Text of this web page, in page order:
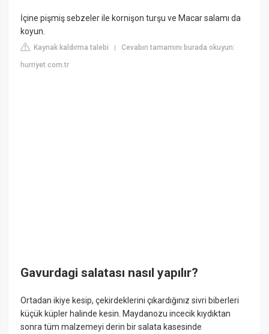
İçine pişmiş sebzeler ile kornişon turşu ve Macar salamı da
koyun.
Kaynak kaldırma talebi |Cevabın tamamını burada okuyun:
hurriyet.com.tr
Gavurdagi salatası nasıl yapılır?
Ortadan ikiye kesip, çekirdeklerini çıkardığınız sivri biberleri
küçük küpler halinde kesin. Maydanozu incecik kıydıktan
sonra tüm malzemeyi derin bir salata kasesinde